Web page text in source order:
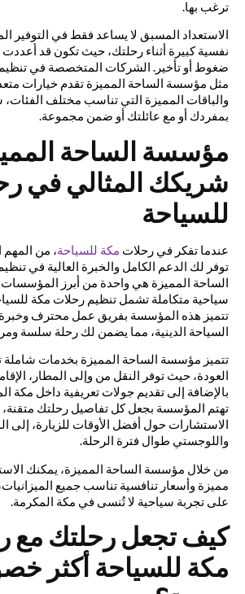
ترغب بها.
الاستعداد المسبق لا يساعد فقط في التوفير
نفسية كبيرة أثناء رحلتك، حيث تكون قد
ضغوط أو تأخير. الشركات المتخصصة في
مثل مؤسسة الساحة المميزة تقدم خيارات
والباقات المميزة التي تناسب مختلف
بمفردك أو مع عائلتك أو ضمن مجموعة.
مؤسسة الساحة
شريكك المثالي في
للسياحة
عندما تفكر في رحلات مكة للسياحة، من المهم
توفر لك الدعم الكامل والخبرة العالية في
الساحة المميزة هي واحدة من أبرز
سياحية متكاملة تشمل تنظيم رحلات مكة
تتميز هذه المؤسسة بفريق عمل محترف
السياحة الدينية، مما يضمن لك رحلة سلسة
تتميز مؤسسة الساحة المميزة بخدمات شاملة
العودة، حيث توفر النقل من وإلى المطار،
بالإضافة إلى تقديم جولات تعريفية داخل مكة
تهتم المؤسسة بجعل كل تفاصيل رحلتك متقنة،
الاستشارات حول أفضل الأوقات للزيارة، إلى
واللوجستي طوال فترة الرحلة.
من خلال مؤسسة الساحة المميزة، يمكنك
مميزة وأسعار تنافسية تناسب جميع
على تجربة سياحية لا تُنسى في مكة المكرمة.
كيف تجعل رحلتك مع
مكة للسياحة أكثر